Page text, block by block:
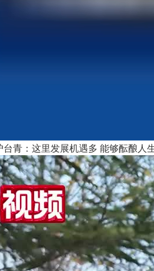
青：这里发展机遇多 能够酝酿人